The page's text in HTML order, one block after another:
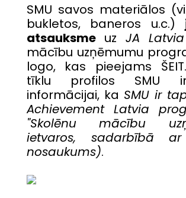
SMU savos materiālos
bukletos, baneros u.c.)
atsauksmeuz JA Latvia
mācību uzņēmumu
logo, kas pieejams ŠEIT
tīklu profilos SMU
informācijai, ka SMU ir
Achievement Latvia
"Skolēnu mācību
ietvaros, sadarbībā
nosaukums).